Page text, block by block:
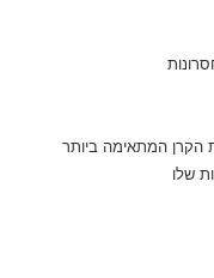
הקרן המתאימה ביותר
שלו